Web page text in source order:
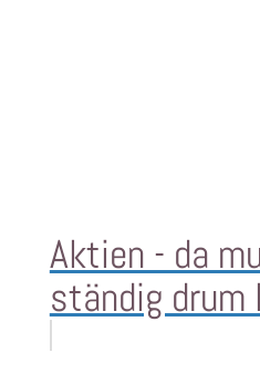
Aktien - da
ständig drum